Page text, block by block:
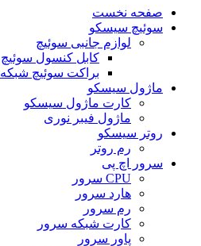
صفحه نخست
سوئیچ سیسکو
لوازم جانبی سوئیچ
کابل کنسول سوئیچ
براکت سوئیچ شبکه
ماژول سیسکو
کارت ماژول سیسکو
ماژول فیبر نوری
روتر سیسکو
رم روتر
سرور اچ پی
CPU سرور
هارد سرور
رم سرور
کارت شبکه سرور
پاور سرور